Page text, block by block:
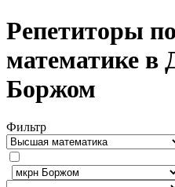
Репетиторы
математике в
Боржом
Фильтр